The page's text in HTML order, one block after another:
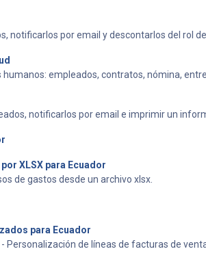
notificarlos por email y descontarlos del rol
empleados, contratos, nómina,
notificarlos por email e imprimir un
XLSX para Ecuador
de gastos desde un archivo xlsx.
para Ecuador
Personalización de líneas de facturas de